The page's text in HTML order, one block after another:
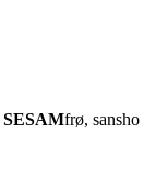
SESAMfrø, sansho